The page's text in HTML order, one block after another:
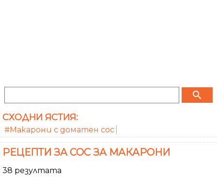
search
СХОДНИ ЯСТИЯ:
#Макарони с доматен сос
РЕЦЕПТИ ЗА СОС ЗА МАКАРОНИ
38 резултата